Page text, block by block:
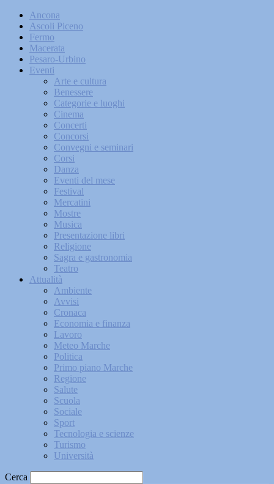
Ancona
Ascoli Piceno
Fermo
Macerata
Pesaro-Urbino
Eventi
Arte e cultura
Benessere
Categorie e luoghi
Cinema
Concerti
Concorsi
Convegni e seminari
Corsi
Danza
Eventi del mese
Festival
Mercatini
Mostre
Musica
Presentazione libri
Religione
Sagra e gastronomia
Teatro
Attualità
Ambiente
Avvisi
Cronaca
Economia e finanza
Lavoro
Meteo Marche
Politica
Primo piano Marche
Regione
Salute
Scuola
Sociale
Sport
Tecnologia e scienze
Turismo
Università
Cerca